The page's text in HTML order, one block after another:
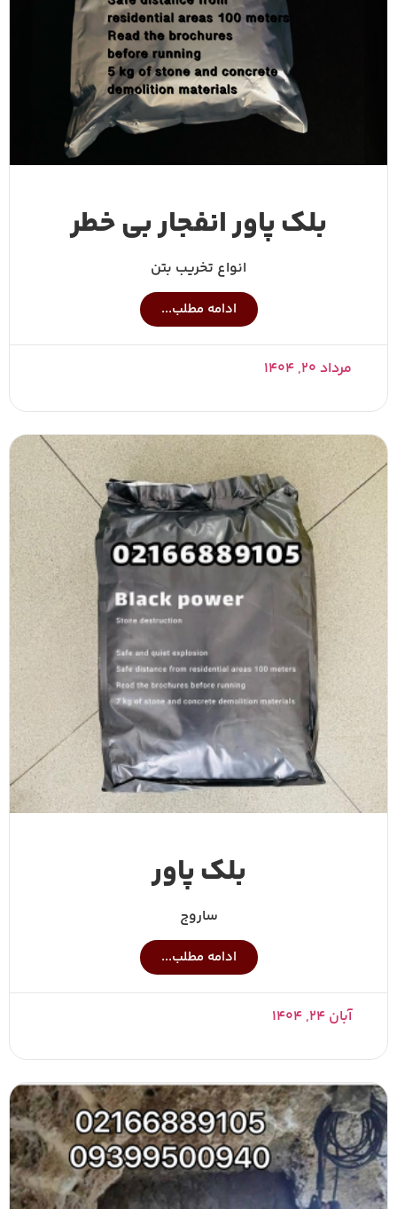
بلک پاور انفجار بی خطر
انواع تخریب بتن
ادامه مطلب...
مرداد ۲۰, ۱۴۰۴
بلک پاور
ساروج
ادامه مطلب...
آبان ۲۴, ۱۴۰۴